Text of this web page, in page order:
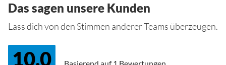
Das sagen unsere Kunden
Lass dich von den Stimmen anderer Teams überzeugen.
10.0